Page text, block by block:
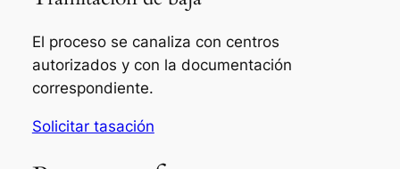
El proceso se canaliza con centros
autorizados y con la documentación
correspondiente.
Solicitar tasación